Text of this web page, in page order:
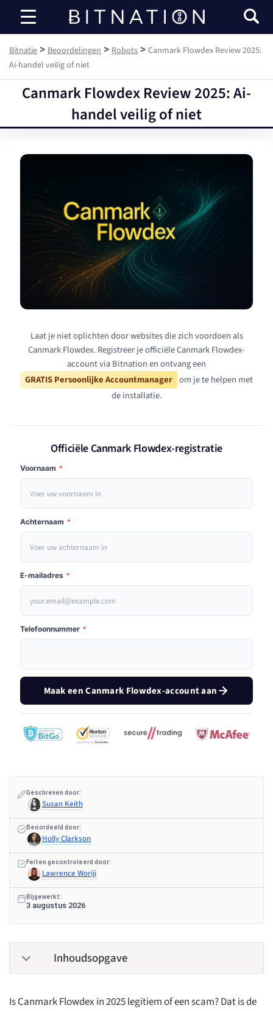
Bitnatie
Bitnatie > Beoordelingen > Robots > Canmark Flowdex Review 2025:
Ai-handel veilig of niet
Canmark Flowdex Review 2025: Ai-
handel veilig of niet
Laat je niet oplichten door websites die zich voordoen als
Canmark Flowdex. Registreer je officiële Canmark Flowdex-
account via Bitnation en ontvang een
GRATIS Persoonlijke Accountmanager om je te helpen met
de installatie.
Officiële Canmark Flowdex-registratie
Voornaam *
Achternaam *
E-mailadres *
Telefoonnummer *
Maak een Canmark Flowdex-account aan
Geschreven door:
Susan Keith
Beoordeeld door:
Holly Clarkson
Feiten gecontroleerd door:
Lawrence Woriji
Bijgewerkt:
3 augustus 2026
Inhoudsopgave
Is Canmark Flowdex in 2025 legitiem of een scam? Dat is de